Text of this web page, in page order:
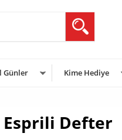
Günler Kime Hediye
Defter